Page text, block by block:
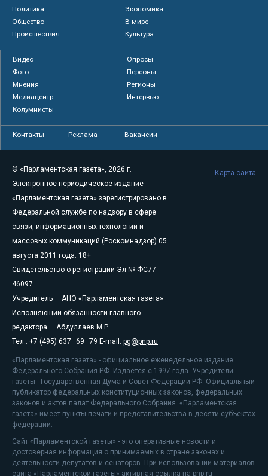
Политика
Экономика
Общество
В мире
Происшествия
Культура
Видео
Опросы
Фото
Персоны
Мнения
Регионы
Медиацентр
Интервью
Колумнисты
Контакты Реклама Вакансии
© «Парламентская газета», 2026 г.
Электронное периодическое издание
«Парламентская газета» зарегистрировано в
Федеральной службе по надзору в сфере
связи, информационных технологий и
массовых коммуникаций (Роскомнадзор) 05
августа 2011 года. 18+
Свидетельство о регистрации Эл № ФС77-
46097
Учредитель — АНО «Парламентская газета»
Исполняющий обязанности главного
редактора — Абдуллаев М.Р.
Тел.: +7 (495) 637–69–79 E-mail: pg@pnp.ru
«Парламентская газета» - официальное еженедельное издание
Федерального Собрания РФ. Издается с 1997 года. Учредители
газеты - Государственная Дума и Совет Федерации РФ. Официальный
публикатор федеральных конституционных законов, федеральных
законов и актов палат Федерального Собрания. «Парламентская
газета» имеет пункты печати и представительства в десяти субъектах
федерации.
Сайт «Парламентской газеты» - это оперативные новости и
достоверная информация о принимаемых в стране законах и
деятельности депутатов и сенаторов. При использовании материалов
сайта «Парламентской газеты» активная ссылка на pnp.ru
Карта сайта